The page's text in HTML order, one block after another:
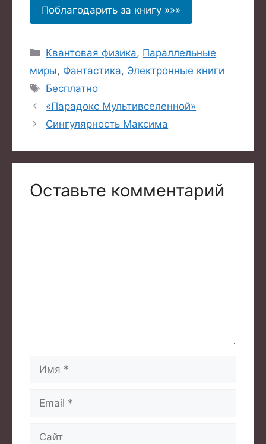
Поблагодарить за книгу »»»
Рубрики
Квантовая физика, Параллельные
миры, Фантастика, Электронные книги
Метки
Бесплатно
«Парадокс Мультивселенной»
Сингулярность Максима
Оставьте комментарий
Имя
Email
Сайт